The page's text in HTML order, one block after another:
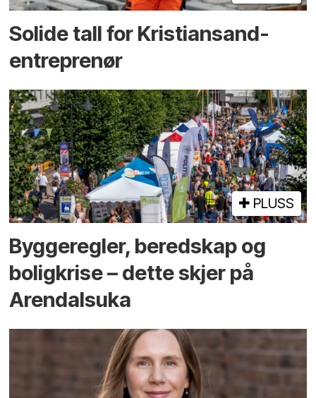
Solide tall for Kristiansand-
entreprenør
PLUSS
Bygge­regler, beredskap og
bolig­krise – dette skjer på
Arendals­uka